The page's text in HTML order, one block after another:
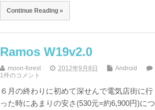
Continue Reading »
Ramos W19v2.0
moon-forest 2012年9月8日
Android
1件のコメント
６月の終わりに初めて深せんで電気店街に行
った時にあまりの安さ(530元=約6,900円)につ